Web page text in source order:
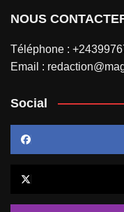
NOUS
Téléphone :
Email :
Social